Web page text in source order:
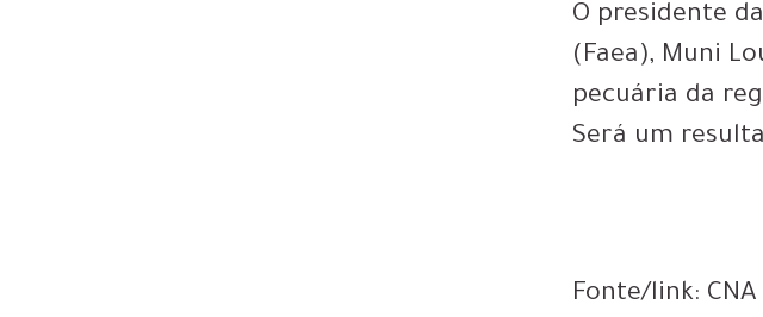
O presidente
(Faea), Muni
pecuária da
Será um
Fonte/link: